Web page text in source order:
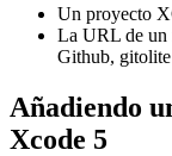
Un proyecto
La URL de un
Github, gitolite
Añadiendo
Xcode 5